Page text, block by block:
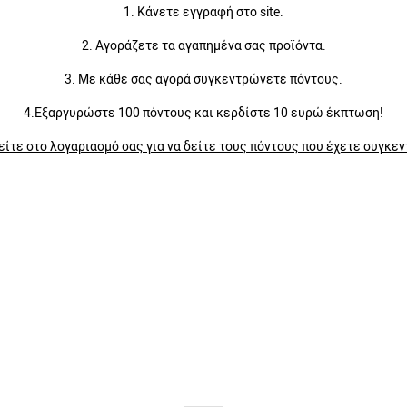
1. Κάνετε εγγραφή στο site.
2. Αγοράζετε τα αγαπημένα σας προϊόντα.
3. Με κάθε σας αγορά συγκεντρώνετε πόντους.
4.Εξαργυρώστε 100 πόντους και κερδίστε 10 ευρώ έκπτωση!
στο λογαριασμό σας για να δείτε τους πόντους που έχετε